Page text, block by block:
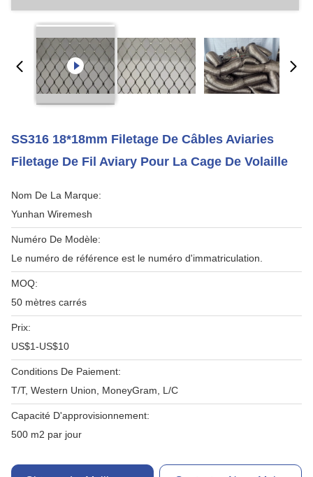
SS316 18*18mm Filetage De Câbles Aviaries
Filetage De Fil Aviary Pour La Cage De Volaille
Nom De La Marque:
Yunhan Wiremesh
Numéro De Modèle:
Le numéro de référence est le numéro d'immatriculation.
MOQ:
50 mètres carrés
Prix:
US$1-US$10
Conditions De Paiement:
T/T, Western Union, MoneyGram, L/C
Capacité D'approvisionnement:
500 m2 par jour